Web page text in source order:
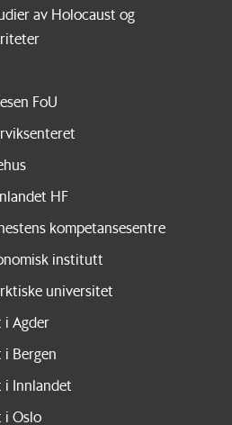
av Holocaust og
FoU
HF
kompetansesentre
institutt
universitet
i Agder
Bergen
i Innlandet
i Oslo